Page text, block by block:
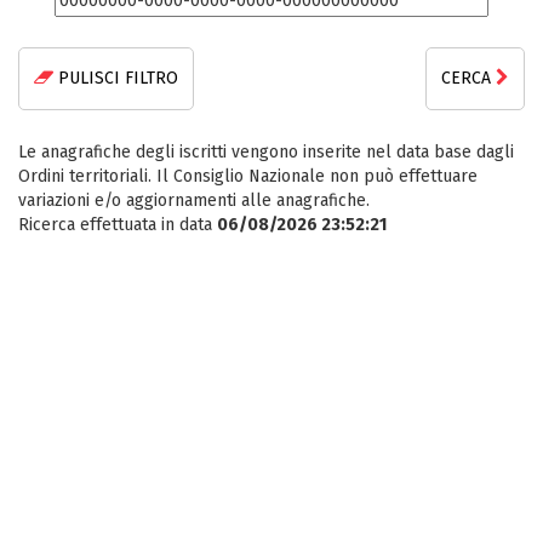
PULISCI FILTRO CERCA
Le anagrafiche degli iscritti vengono inserite nel data base dagli
Ordini territoriali. Il Consiglio Nazionale non può effettuare
variazioni e/o aggiornamenti alle anagrafiche.
Ricerca effettuata in data 06/08/2026 23:52:21